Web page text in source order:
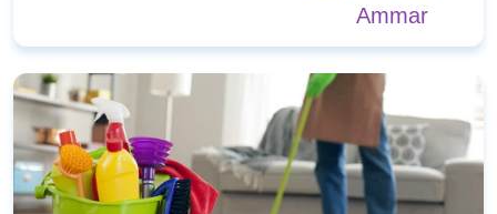
Ammar